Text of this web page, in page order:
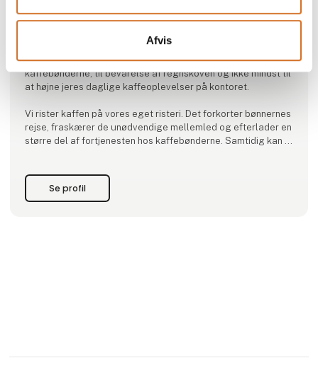
Afvis
Freehand Coffee Company - vi leverer kaffeoplevelser der
Navnet "Freehand" handler om at give en hånd til
kaffebønderne, til bevarelse af regnskoven og ikke mindst til
at højne jeres daglige kaffeoplevelser på kontoret.
Vi rister kaffen på vores eget risteri. Det forkorter bønnernes
rejse, fraskærer de unødvendige mellemled og efterlader en
større del af fortjenesten hos kaffebønderne. Samtidig kan vi
Med Freehand Coffee Company kan du, dine medarbejdere
og kunder nyde en kop kaffe med god smag i munden.
Se profil